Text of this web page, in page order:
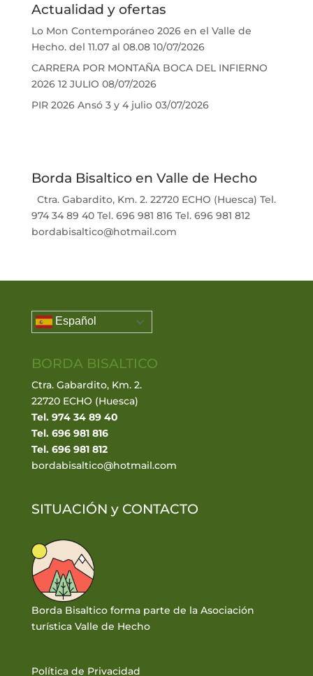
Actualidad y ofertas
Lo Mon Contemporáneo 2026 en el Valle de
Hecho. del 11.07 al 08.08 10/07/2026
CARRERA POR MONTAÑA BOCA DEL INFIERNO
2026 12 JULIO 08/07/2026
PIR 2026 Ansó 3 y 4 julio 03/07/2026
Borda Bisaltico en Valle de Hecho
Ctra. Gabardito, Km. 2. 22720 ECHO (Huesca) Tel.
974 34 89 40 Tel. 696 981 816 Tel. 696 981 812
bordabisaltico@hotmail.com
Español
BORDA BISALTICO
Ctra. Gabardito, Km. 2.
22720 ECHO (Huesca)
Tel. 974 34 89 40
Tel. 696 981 816
Tel. 696 981 812
bordabisaltico@hotmail.com
SITUACIÓN y CONTACTO
Borda Bisaltico forma parte de la Asociación
turística Valle de Hecho
Política de Privacidad